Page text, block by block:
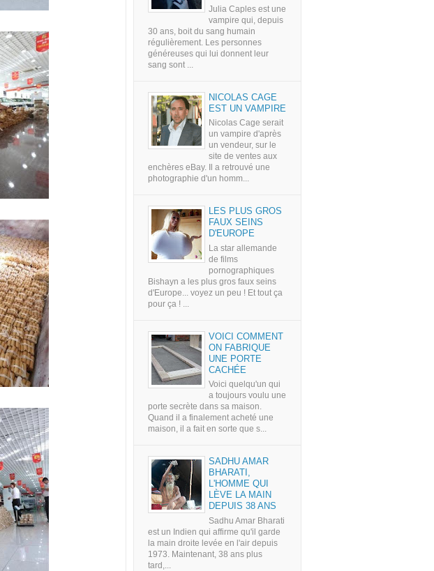
Julia Caples est une
vampire qui, depuis
30 ans, boit du sang humain
régulièrement. Les personnes
généreuses qui lui donnent leur
sang sont ...
NICOLAS CAGE
EST UN VAMPIRE
Nicolas Cage serait
un vampire d'après
un vendeur, sur le
site de ventes aux
enchères eBay. Il a retrouvé une
photographie d'un homm...
LES PLUS GROS
FAUX SEINS
D'EUROPE
La star allemande
de films
pornographiques
Bishayn a les plus gros faux seins
d'Europe... voyez un peu ! Et tout ça
pour ça ! ...
VOICI COMMENT
ON FABRIQUE
UNE PORTE
CACHÉE
Voici quelqu'un qui
a toujours voulu une
porte secrète dans sa maison.
Quand il a finalement acheté une
maison, il a fait en sorte que s...
SADHU AMAR
BHARATI,
L'HOMME QUI
LÈVE LA MAIN
DEPUIS 38 ANS
Sadhu Amar Bharati
est un Indien qui affirme qu'il garde
la main droite levée en l'air depuis
1973. Maintenant, 38 ans plus
tard,...